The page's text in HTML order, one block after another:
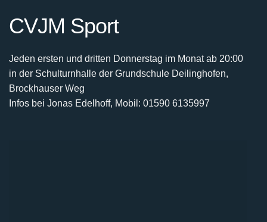
CVJM Sport
Jeden ersten und dritten Donnerstag im Monat ab 20:00
in der Schulturnhalle der Grundschule Deilinghofen,
Brockhauser Weg
Infos bei Jonas Edelhoff, Mobil: 01590 6135997